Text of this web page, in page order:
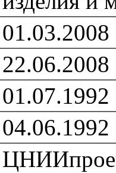
01.03.2008
22.06.2008
01.07.1992
04.06.1992